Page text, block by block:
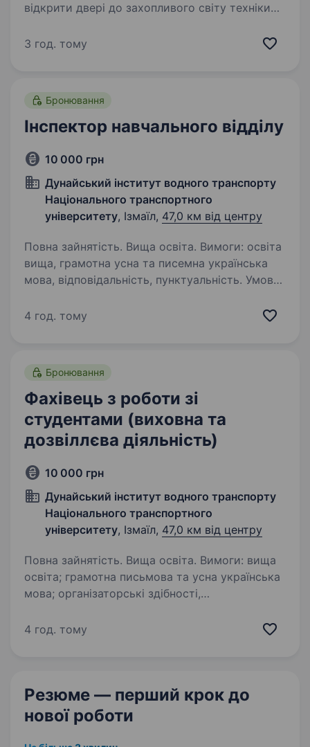
відкрити двері до захопливого світу техніки
ти хочеш стати справжнім експертом у цьому
3 год. тому
Бронювання
Інспектор навчального відділу
10 000 грн
Дунайський інститут водного транспорту
Національного транспортного
університету, Ізмаїл, 47,0 км від центру
Повна зайнятість. Вища освіта. Вимоги: освіта
вища, грамотна усна та писемна українська
мова, відповідальність, пунктуальність. Умови
дні: понеділок-п'ятниця; тривалість робочого
4 год. тому
Бронювання
Фахівець з роботи зі
студентами (виховна та
дозвіллєва діяльність)
10 000 грн
Дунайський інститут водного транспорту
Національного транспортного
університету, Ізмаїл, 47,0 км від центру
Повна зайнятість. Вища освіта. Вимоги: вища
освіта; грамотна письмова та усна українська
мова; організаторські здібності,
роботи з молоддю або у сфері комунікацій
4 год. тому
Резюме — перший крок до
нової роботи